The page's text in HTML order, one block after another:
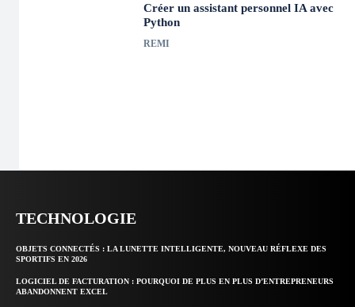
Créer un assistant personnel IA avec
Python
REMI
TECHNOLOGIE
OBJETS CONNECTÉS : LA LUNETTE INTELLIGENTE, NOUVEAU RÉFLEXE DES
SPORTIFS EN 2026
LOGICIEL DE FACTURATION : POURQUOI DE PLUS EN PLUS D’ENTREPRENEURS
ABANDONNENT EXCEL